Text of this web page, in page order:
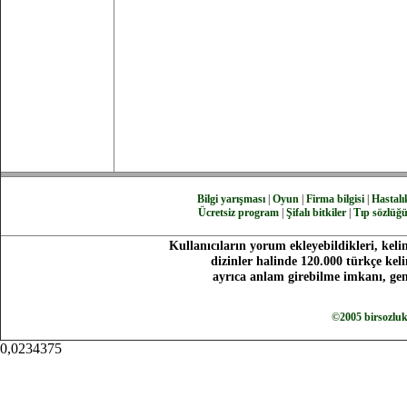
Bilgi yarışması| Oyun| Firma bilgisi|
Ücretsiz program Şifalı bitkiler Tıp sözlüğü
Kullanıcıların yorum ekleyebildikleri,
dizinler halinde 120.000 türkçe
ayrıca anlam girebilme imkanı,
©2005
0,0234375